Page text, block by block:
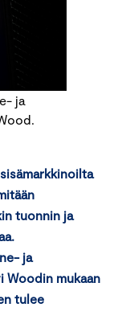
ja
tuonnin ja
ja
Woodin mukaan
tulee